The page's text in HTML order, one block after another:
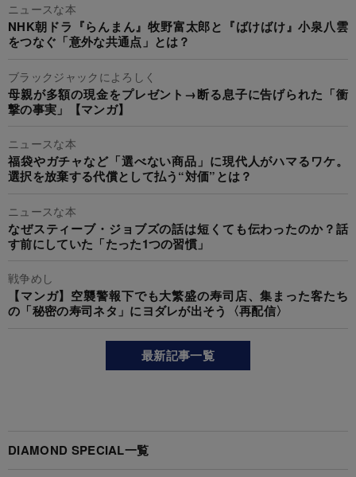
ニュースな本
NHK朝ドラ『らんまん』牧野富太郎と『ばけばけ』小泉八雲
をつなぐ「意外な共通点」とは？
ブラックジャックによろしく
母親が多額の現金をプレゼント→断る息子に告げられた「衝
撃の事実」【マンガ】
ニュースな本
福袋やガチャなど「選べない商品」に現代人がハマるワケ。
選択を放棄する代償として払う“対価”とは？
ニュースな本
なぜスティーブ・ジョブズの話は短くても伝わったのか？話
す前にしていた「たった1つの習慣」
戦争めし
【マンガ】空襲警報下でも大繁盛の寿司店、集まった客たち
の「秘密の寿司ネタ」にヨダレが出そう〈再配信〉
最新記事一覧
DIAMOND SPECIAL一覧